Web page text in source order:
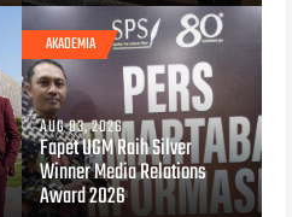
AKADEMIA
AUG 03, 2026
Fapet UGM Raih Silver
Winner Media Relations
Award 2026